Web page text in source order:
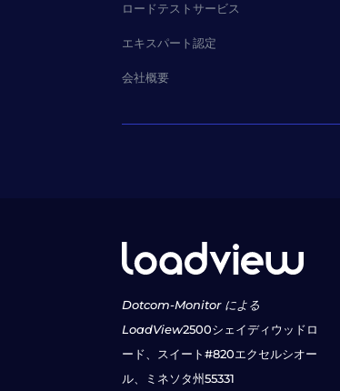
ロードテストサービス
エキスパート認定
会社概要
Dotcom-Monitor による
LoadView2500シェイディウッドロ
ード、スイート#820エクセルシオー
ル、ミネソタ州55331